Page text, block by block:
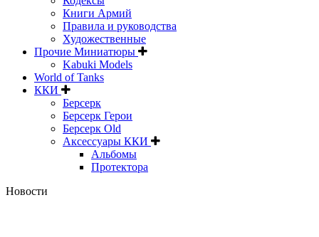
Книги Армий
Правила и руководства
Художественные
Прочие Миниатюры
Kabuki Models
World of Tanks
ККИ
Берсерк
Берсерк Герои
Берсерк Old
Аксессуары ККИ
Альбомы
Протектора
Новости